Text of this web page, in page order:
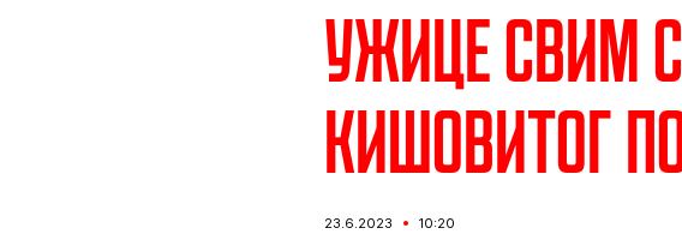
Ужице свим
кишовитог
23.6.2023 10:20